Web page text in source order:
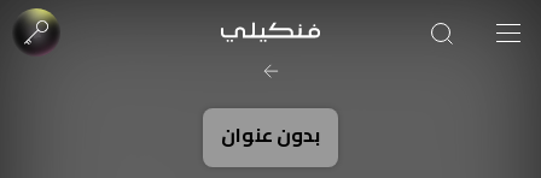
بدون عنوان
صورة الغلاف من فن
SOUFIANE Abid